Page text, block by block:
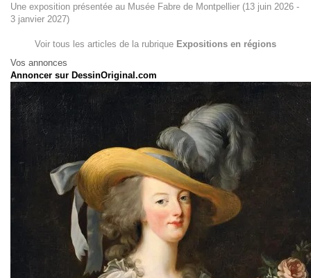
Une exposition présentée au Musée Fabre de Montpellier (13 juin 2026 -
3 janvier 2027)
Voir tous les articles de la rubrique Expositions en régions
Vos annonces
Annoncer sur DessinOriginal.com